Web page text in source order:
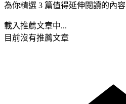
為你精選 3 篇值得延伸閱讀的內容
載入推薦文章中...
目前沒有推薦文章